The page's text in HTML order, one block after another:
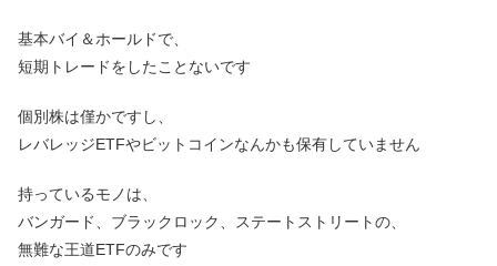
基本バイ＆ホールドで、
短期トレードをしたことないです
個別株は僅かですし、
レバレッジETFやビットコインなんかも保有していません
持っているモノは、
バンガード、ブラックロック、ステートストリートの、
無難な王道ETFのみです